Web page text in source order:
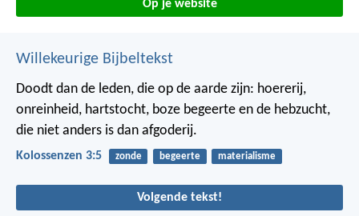
Op je website
Willekeurige Bijbeltekst
Doodt dan de leden, die op de aarde zijn: hoererij,
onreinheid, hartstocht, boze begeerte en de hebzucht,
die niet anders is dan afgoderij.
Kolossenzen 3:5 zonde begeerte materialisme
Volgende tekst!